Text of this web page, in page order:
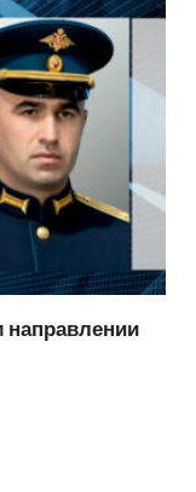
направлении